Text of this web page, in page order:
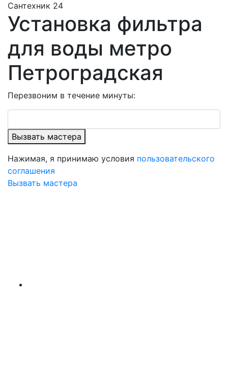
Сантехник 24
Установка фильтра
для воды метро
Петроградская
Перезвоним в течение минуты:
Вызвать мастера
Нажимая, я принимаю условия пользовательского
соглашения
Вызвать мастера